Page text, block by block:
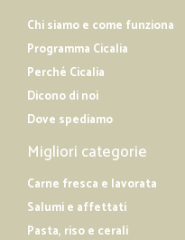
Chi siamo e come funziona
Programma Cicalia
Perché Cicalia
Dicono di noi
Dove spediamo
Migliori categorie
Carne fresca e lavorata
Salumi e affettati
Pasta, riso e cerali